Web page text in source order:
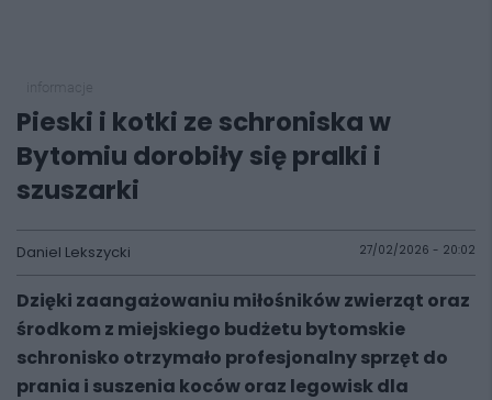
Pieski i kotki ze schroniska w
Bytomiu dorobiły się pralki i
szuszarki
Daniel Lekszycki 27/02/2026 - 20:02
Dzięki zaangażowaniu miłośników zwierząt oraz
środkom z miejskiego budżetu bytomskie
schronisko otrzymało profesjonalny sprzęt do
prania i suszenia koców oraz legowisk dla